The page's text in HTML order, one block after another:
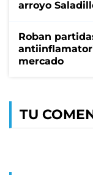
arroyo
Roban
mercado
TU